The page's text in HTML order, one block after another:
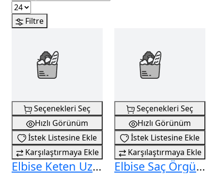
Filtre
Seçenekleri Seç
Hızlı Görünüm
İstek Listesine Ekle
Karşılaştırmaya Ekle
Elbise Keten Uzun Yırtmaçlı
Seçenekleri Seç
Hızlı Görünüm
İstek Listesine Ekle
Karşılaştırmaya Ekle
Elbise Saç Örgü Desenli